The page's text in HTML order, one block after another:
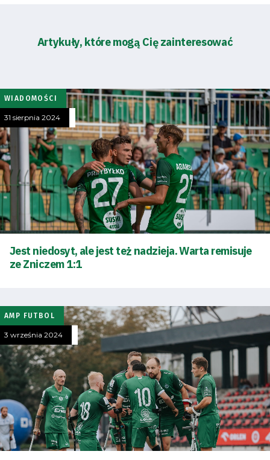
Tabela
i
terminarz
Bilety
Kontakt
Pierwszy
Amp
Futbol
Akademia
Aktualności
Warta
Artykuły, które mogą Cię zainteresować
WIADOMOŚCI
31 sierpnia 2024
Jest niedosyt, ale jest też nadzieja. Warta remisuje
ze Zniczem 1:1
AMP FUTBOL
3 września 2024